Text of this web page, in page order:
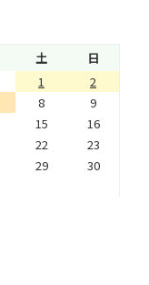
土
日
1
2
8
9
15
16
22
23
29
30